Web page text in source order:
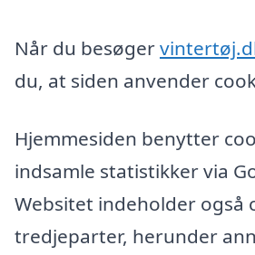
Når du besøger
du, at siden anvender
Hjemmesiden benytter
indsamle statistikker via
Websitet indeholder også
tredjeparter, herunder